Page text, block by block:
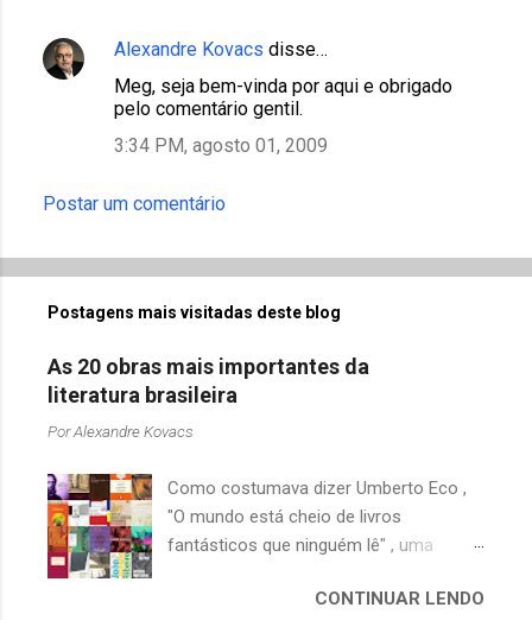
Alexandre Kovacs disse…
Meg, seja bem-vinda por aqui e obrigado
pelo comentário gentil.
3:34 PM, agosto 01, 2009
Postar um comentário
Postagens mais visitadas deste blog
As 20 obras mais importantes da
literatura brasileira
PorAlexandre Kovacs
Como costumava dizer Umberto Eco ,
"O mundo está cheio de livros
fantásticos que ninguém lê" , uma
quando falamos de clássicos da
CONTINUAR LENDO